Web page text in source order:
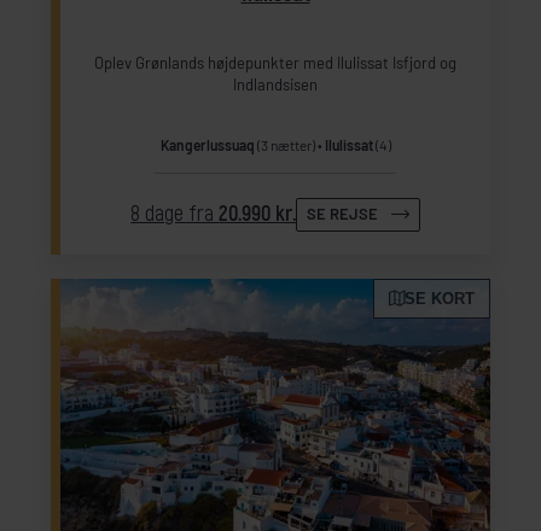
Oplev Grønlands højdepunkter med Ilulissat Isfjord og
Indlandsisen
Kangerlussuaq (3 nætter) Ilulissat(4)
8 dage fra20.990 kr. SE REJSE
SE KORT